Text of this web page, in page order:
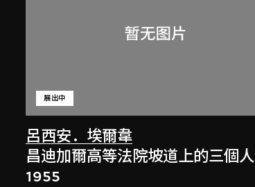
呂西安．埃爾韋
展出中
昌迪加爾高等法院坡道上的三個人
1955